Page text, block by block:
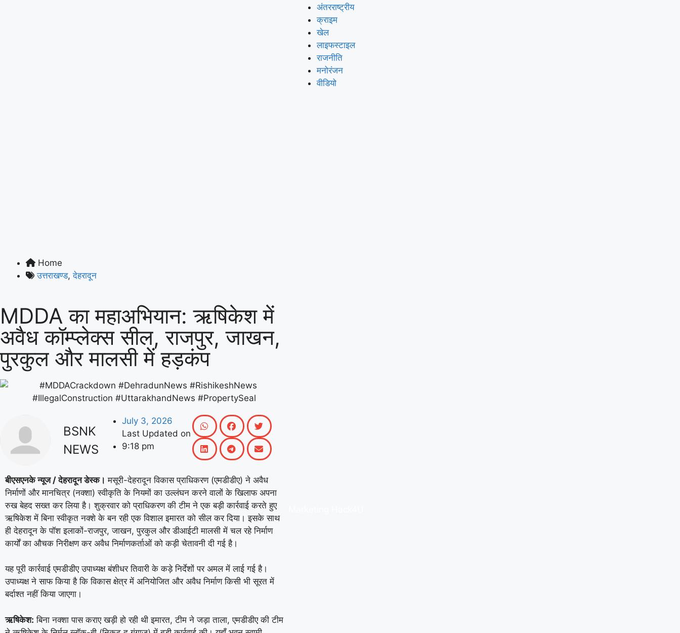
अंतरराष्ट्रीय
क्राइम
खेल
लाइफस्‍टाइल
राजनीति
मनोरंजन
वीडियो
Home
उत्तराखण्ड,देहरादून
MDDA का महाअभियान: ऋषिकेश में
अवैध कॉम्प्लेक्स सील, राजपुर, जाखन,
पुरकुल और मालसी में हड़कंप
BSNK
NEWS
July 3, 2026
Last Updated on
9:18 pm
बीएसएनके न्यूज / देहरादून डेस्क। मसूरी-देहरादून विकास प्राधिकरण (एमडीडीए) ने अवैध
निर्माणों और मानचित्र (नक्शा) स्वीकृति के नियमों का उल्लंघन करने वालों के खिलाफ अपना
रुख बेहद सख्त कर लिया है। शुक्रवार को प्राधिकरण की टीम ने एक बड़ी कार्रवाई करते हुए
ऋषिकेश में बिना स्वीकृत नक्शे के बन रही एक विशाल इमारत को सील कर दिया। इसके साथ
ही देहरादून के पॉश इलाकों-राजपुर, जाखन, पुरकुल और डीआईटी मालसी में चल रहे निर्माण
कार्यों का औचक निरीक्षण कर अवैध निर्माणकर्ताओं को कड़ी चेतावनी दी गई है।
यह पूरी कार्रवाई एमडीडीए उपाध्यक्ष बंशीधर तिवारी के कड़े निर्देशों पर अमल में लाई गई है।
उपाध्यक्ष ने साफ किया है कि विकास क्षेत्र में अनियोजित और अवैध निर्माण किसी भी सूरत में
बर्दाश्त नहीं किया जाएगा।
ऋषिकेश: बिना नक्शा पास कराए खड़ी हो रही थी इमारत, टीम ने जड़ा ताला, एमडीडीए की टीम